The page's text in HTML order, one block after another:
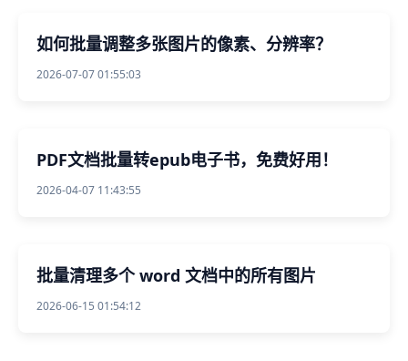
如何批量调整多张图片的像素、分辨率？
2026-07-07 01:55:03
PDF文档批量转epub电子书，免费好用！
2026-04-07 11:43:55
批量清理多个 word 文档中的所有图片
2026-06-15 01:54:12